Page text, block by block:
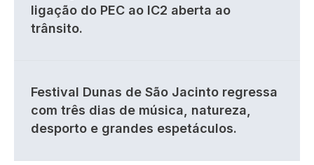
ligação do PEC ao IC2 aberta ao
trânsito.
Festival Dunas de São Jacinto regressa
com três dias de música, natureza,
desporto e grandes espetáculos.